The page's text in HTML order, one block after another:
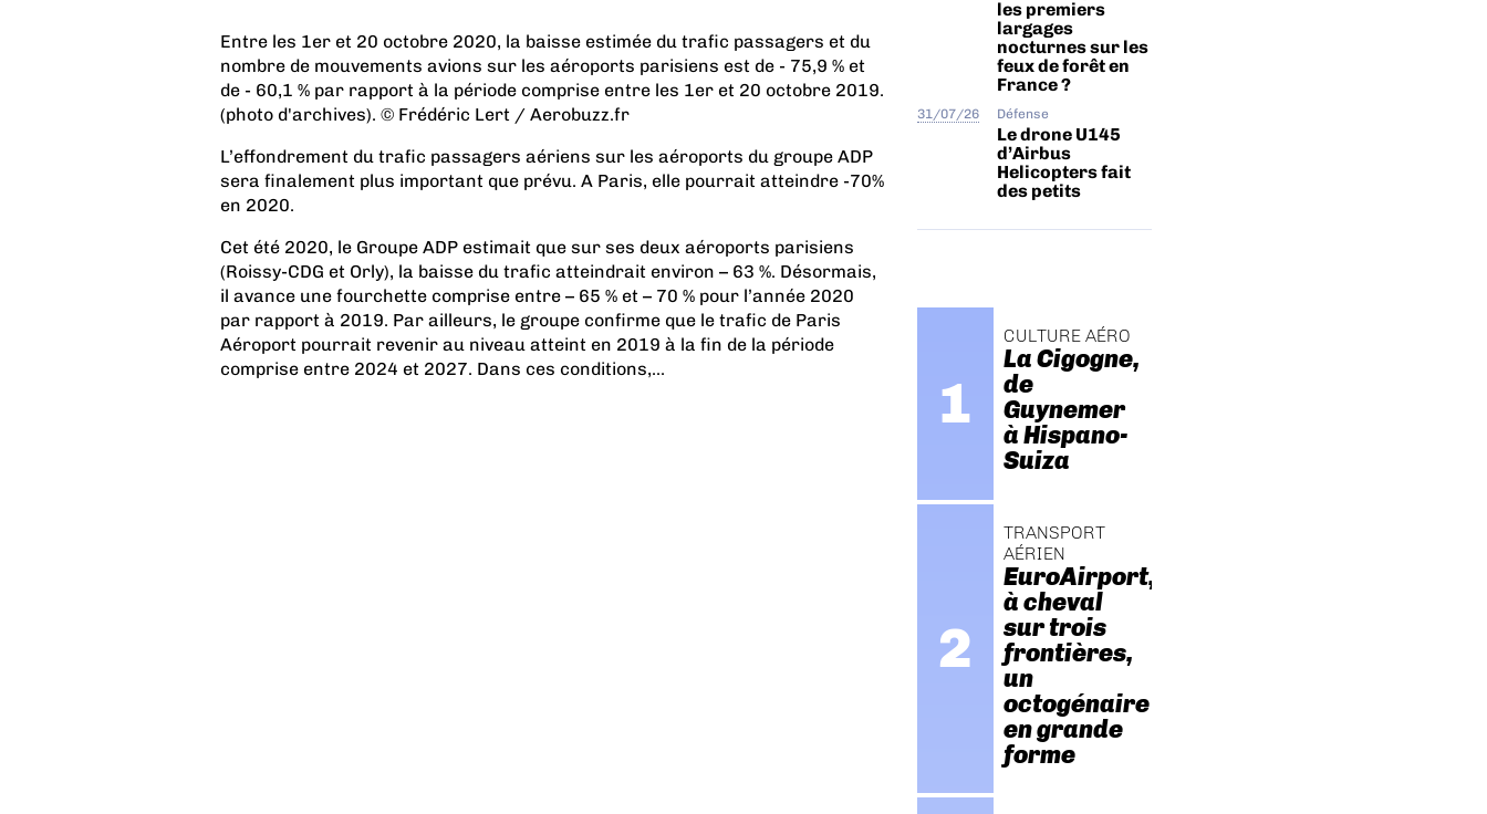
Entre les 1er et 20 octobre 2020, la baisse estimée du trafic passagers et du
nombre de mouvements avions sur les aéroports parisiens est de - 75,9 % et
de - 60,1 % par rapport à la période comprise entre les 1er et 20 octobre 2019.
(photo d'archives). © Frédéric Lert / Aerobuzz.fr
L’effondrement du trafic passagers aériens sur les aéroports du groupe ADP
sera finalement plus important que prévu. A Paris, elle pourrait atteindre -70%
en 2020.
Cet été 2020, le Groupe ADP estimait que sur ses deux aéroports parisiens
(Roissy-CDG et Orly), la baisse du trafic atteindrait environ – 63 %. Désormais,
il avance une fourchette comprise entre – 65 % et – 70 % pour l’année 2020
par rapport à 2019. Par ailleurs, le groupe confirme que le trafic de Paris
Aéroport pourrait revenir au niveau atteint en 2019 à la fin de la période
comprise entre 2024 et 2027. Dans ces conditions,...
les premiers
largages
nocturnes sur les
feux de forêt en
France ?
31/07/26 Défense
Le drone U145
d’Airbus
Helicopters fait
des petits
CULTURE AÉRO
La Cigogne,
de
Guynemer
à Hispano-
Suiza
TRANSPORT
AÉRIEN
EuroAirport,
à cheval
sur trois
frontières,
un
octogénaire
en grande
forme